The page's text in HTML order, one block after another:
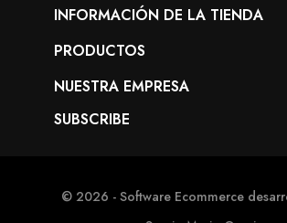
INFORMACIÓN DE LA TIENDA
PRODUCTOS
NUESTRA EMPRESA
SUBSCRIBE
© 2026 - Software Ecommerce